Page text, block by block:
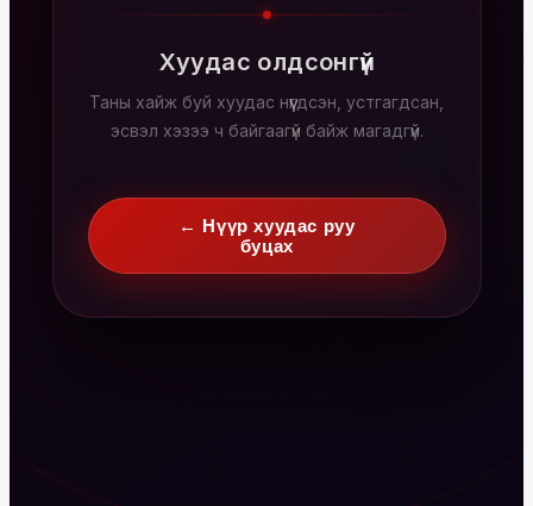
Хуудас олдсонгүй
Таны хайж буй хуудас нүүгдсэн, устгагдсан,
эсвэл хэзээ ч байгаагүй байж магадгүй.
← Нүүр хуудас руу
буцах